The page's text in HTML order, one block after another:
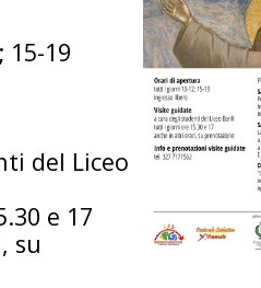
19
del Liceo
e 17
su